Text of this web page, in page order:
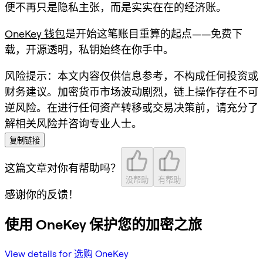
便不再只是隐私主张，而是实实在在的经济账。
OneKey 钱包是开始这笔账目重算的起点——免费下
载，开源透明，私钥始终在你手中。
风险提示：本文内容仅供信息参考，不构成任何投资或
财务建议。加密货币市场波动剧烈，链上操作存在不可
逆风险。在进行任何资产转移或交易决策前，请充分了
解相关风险并咨询专业人士。
复制链接
这篇文章对你有帮助吗？
没帮助 有帮助
感谢你的反馈！
使用 OneKey 保护您的加密之旅
View details for 选购 OneKey